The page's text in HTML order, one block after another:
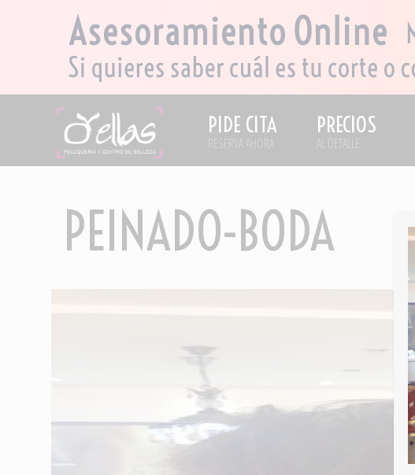
PIDE CITA
RESERVA AHORA
PRECIOS
AL DETALLE
PEINADO-BODA